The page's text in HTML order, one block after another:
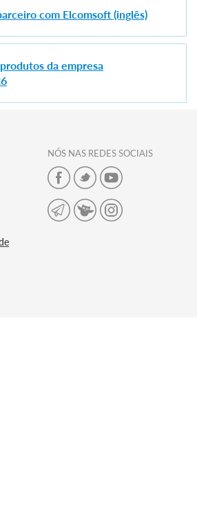
com Elcomsoft (inglês)
da empresa
NÓS NAS REDES SOCIAIS